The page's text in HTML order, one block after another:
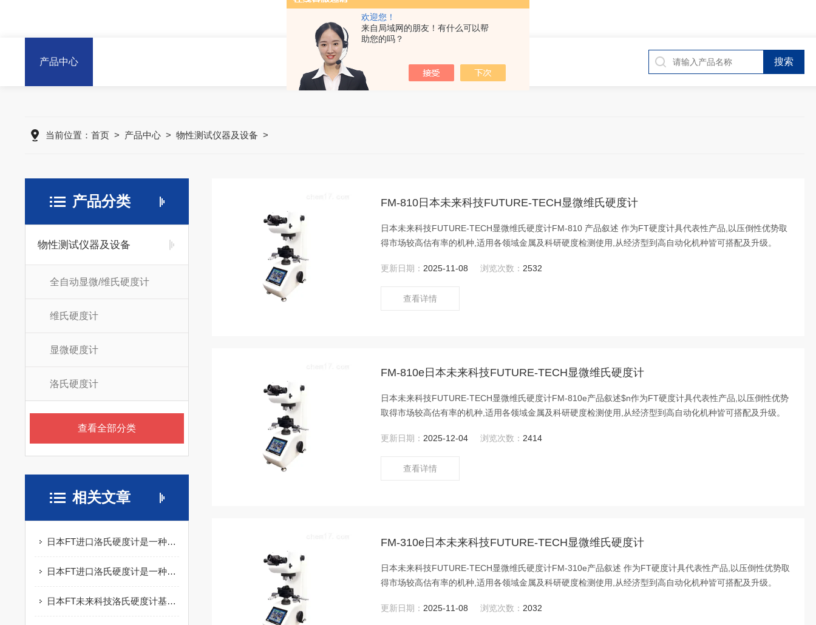
欢迎您！
来自局域网的朋友！有什么可以帮
助您的吗？
产品中心
当前位置： 首页> 产品中心> 物性测试仪器及设备 >
产品分类
物性测试仪器及设备
全自动显微/维氏硬度计
维氏硬度计
显微硬度计
洛氏硬度计
查看全部分类
相关文章
日本FT进口洛氏硬度计是一种专业的检测设备
日本FT进口洛氏硬度计是一种精密测量仪器
日本FT未来科技洛氏硬度计基于“两步压入法”实现硬度测量
FM-810日本未来科技FUTURE-TECH显微维氏硬度计
日本未来科技FUTURE-TECH显微维氏硬度计FM-810 产品叙述 作为FT硬度计具代表性产品,以压倒性优势取
得市场较高估有率的机种,适用各领域金属及科研硬度检测使用,从经济型到高自动化机种皆可搭配及升级。
更新日期： 2025-11-08 浏览次数： 2532
查看详情
FM-810e日本未来科技FUTURE-TECH显微维氏硬度计
日本未来科技FUTURE-TECH显微维氏硬度计FM-810e产品叙述$n作为FT硬度计具代表性产品,以压倒性优势
取得市场较高估有率的机种,适用各领域金属及科研硬度检测使用,从经济型到高自动化机种皆可搭配及升级。
更新日期： 2025-12-04 浏览次数： 2414
查看详情
FM-310e日本未来科技FUTURE-TECH显微维氏硬度计
日本未来科技FUTURE-TECH显微维氏硬度计FM-310e产品叙述 作为FT硬度计具代表性产品,以压倒性优势取
得市场较高估有率的机种,适用各领域金属及科研硬度检测使用,从经济型到高自动化机种皆可搭配及升级。
更新日期： 2025-11-08 浏览次数： 2032